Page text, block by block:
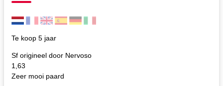
Te koop 5 jaar
Sf origineel door Nervoso
1,63
Zeer mooi paard